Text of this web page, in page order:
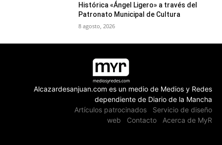
Histórica «Ángel Ligero» a través del
Patronato Municipal de Cultura
8 agosto, 2026
Alcazardesanjuan.com es un medio de Medios y Redes
dependiente de Diario de la Mancha
Artículos patrocinados
Servicio de diseño
web
Contacto Acerca de MyR